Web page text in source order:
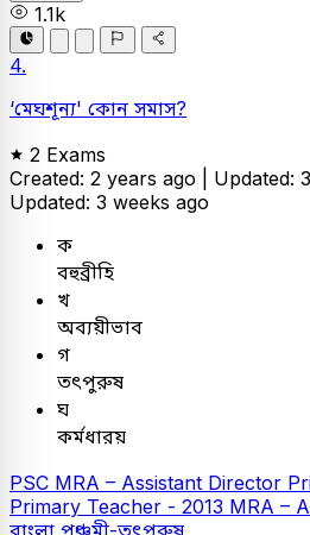
1.1k
4.
‘মেঘশূন্য' কোন সমাস?
2 Exams
Created: 2 years ago | Updated:
Updated: 3 weeks ago
ক
বহুব্রীহি
খ
অব্যয়ীভাব
গ
তৎপুরুষ
ঘ
কর্মধারয়
PSC MRA – Assistant Director
Primary Teacher - 2013 MRA –
বাংলা পঞ্চমী-তৎপুরুষ